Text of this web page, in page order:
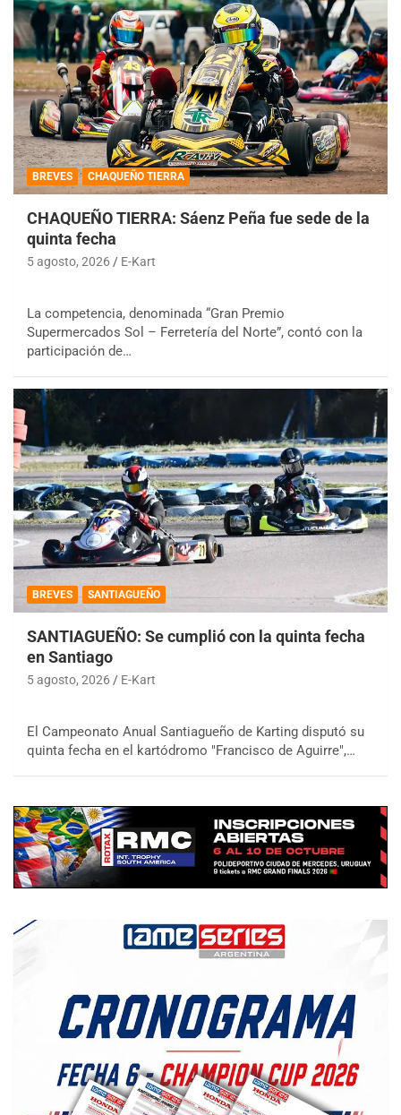
BREVES CHAQUEÑO TIERRA
CHAQUEÑO TIERRA: Sáenz Peña fue sede de la
quinta fecha
5 agosto, 2026 E-Kart
La competencia, denominada “Gran Premio
Supermercados Sol – Ferretería del Norte”, contó con la
participación de…
BREVES SANTIAGUEÑO
SANTIAGUEÑO: Se cumplió con la quinta fecha
en Santiago
5 agosto, 2026 E-Kart
El Campeonato Anual Santiagueño de Karting disputó su
quinta fecha en el kartódromo "Francisco de Aguirre",…